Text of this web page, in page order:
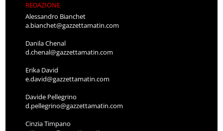
REDAZIONE
Alessandro Bianchet
a.bianchet@gazzettamatin.com
Danila Chenal
d.chenal@gazzettamatin.com
Erika David
e.david@gazzettamatin.com
Davide Pellegrino
d.pellegrino@gazzettamatin.com
Cinzia Timpano